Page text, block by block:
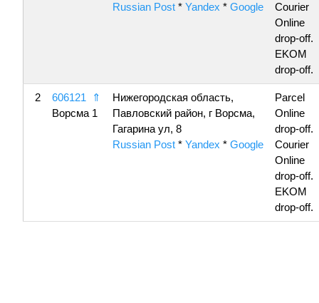
Russian Post * Yandex * Google
Courier
Online
drop-off.
EKOM
drop-off.
2 606121
⇑
Ворсма 1
Нижегородская область,
Павловский район, г Ворсма,
Гагарина ул, 8
Russian Post * Yandex * Google
Parcel
Online
drop-off.
Courier
Online
drop-off.
EKOM
drop-off.